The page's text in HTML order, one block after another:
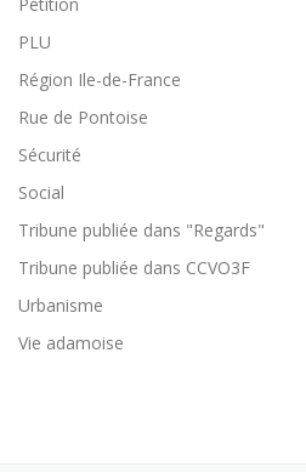
PLU
Région Ile-de-France
Rue de Pontoise
Sécurité
Social
Tribune publiée dans "Regards"
Tribune publiée dans CCVO3F
Urbanisme
Vie adamoise